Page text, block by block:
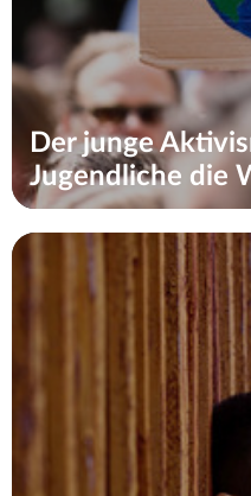
Der junge
Jugendliche die